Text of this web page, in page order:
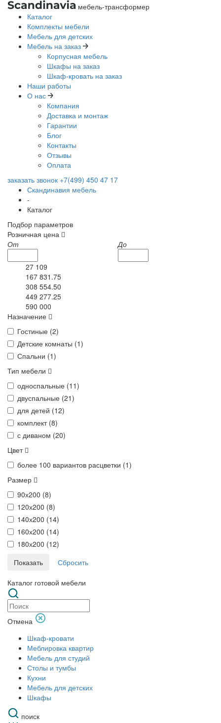
мебель-трансформер
Каталог
Комплекты мебели
Мебель для детских
Мебель на заказ
Корпусная мебель
Шкафы на заказ
Шкаф-кровать на заказ
Наши работы
О нас
Компания
Доставка и монтаж
Гарантии
Блог
Контакты
Отзывы
Оплата
заказать звонок +7(499) 450 47 17
Скандинавия мебель
-
Каталог
Подбор параметров
Розничная цена
От
До
27 109
167 831.75
308 554.50
449 277.25
590 000
Назначение
Гостиные (2)
Детские комнаты (1)
Спальни (1)
Тип мебели
односпальные (11)
двуспальные (21)
для детей (12)
комплект (8)
с диваном (20)
Цвет
более 100 вариантов расцветки (1)
Размер
90х200 (8)
120х200 (8)
140х200 (14)
160х200 (14)
180х200 (12)
Каталог готовой мебели
Отмена
Шкаф-кровати
Меблировка квартир
Мебель для студий
Столы и тумбы
Кухни
Мебель для детских
Шкафы
поиск